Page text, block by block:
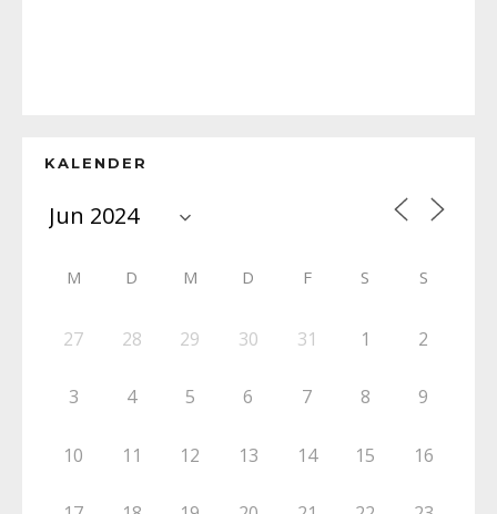
KALENDER
M D M D F S S
27 28 29 30 31 1 2
3 4 5 6 7 8 9
10 11 12 13 14 15 16